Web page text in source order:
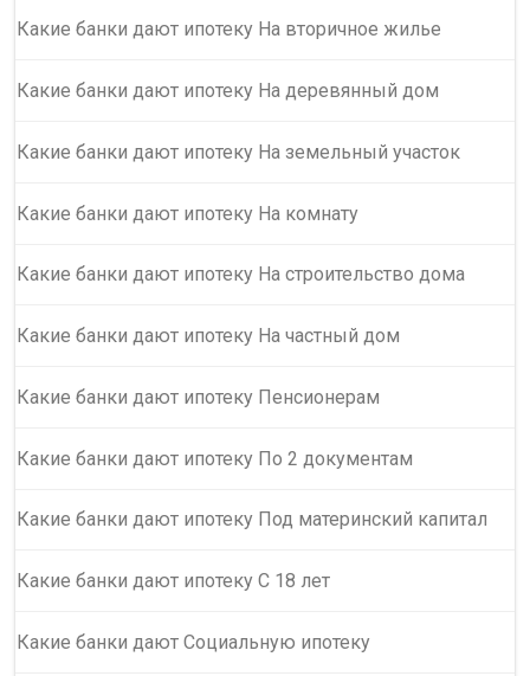
Какие банки дают ипотеку На вторичное жилье
Какие банки дают ипотеку На деревянный дом
Какие банки дают ипотеку На земельный участок
Какие банки дают ипотеку На комнату
Какие банки дают ипотеку На строительство дома
Какие банки дают ипотеку На частный дом
Какие банки дают ипотеку Пенсионерам
Какие банки дают ипотеку По 2 документам
Какие банки дают ипотеку Под материнский капитал
Какие банки дают ипотеку С 18 лет
Какие банки дают Социальную ипотеку